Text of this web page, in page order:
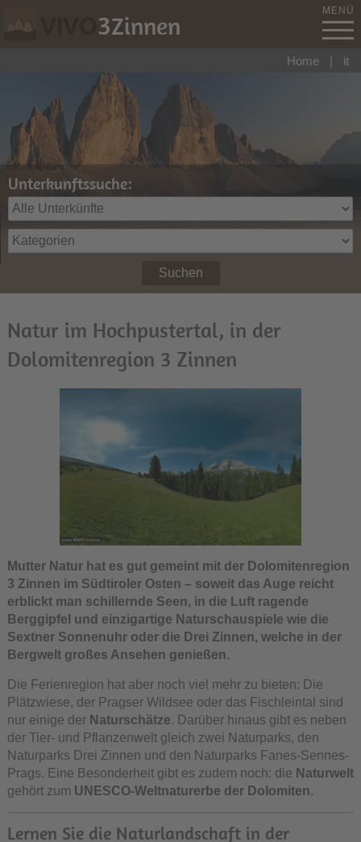
3Zinnen MENÜ
Unterkunftssuche:
Suchen
Home | it
Natur im Hochpustertal, in der
Dolomitenregion 3 Zinnen
Mutter Natur hat es gut gemeint mit der Dolomitenregion
3 Zinnen im Südtiroler Osten – soweit das Auge reicht
erblickt man schillernde Seen, in die Luft ragende
Berggipfel und einzigartige Naturschauspiele wie die
Sextner Sonnenuhr oder die Drei Zinnen, welche in der
Bergwelt großes Ansehen genießen.
Die Ferienregion hat aber noch viel mehr zu bieten: Die
Plätzwiese, der Pragser Wildsee oder das Fischleintal sind
nur einige der Naturschätze. Darüber hinaus gibt es neben
der Tier- und Pflanzenwelt gleich zwei Naturparks, den
Naturparks Drei Zinnen und den Naturparks Fanes-Sennes-
Prags. Eine Besonderheit gibt es zudem noch: die Naturwelt
gehört zum UNESCO-Weltnaturerbe der Dolomiten.
Lernen Sie die Naturlandschaft in der